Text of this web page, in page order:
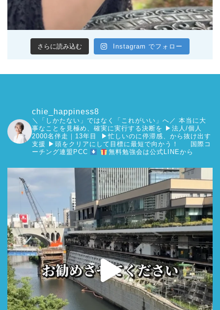
さらに読み込む Instagram でフォロー
chie_happiness8
＼「しかたない」ではなく「これがいい」へ／ 本当に大
事なことを見極め、確実に実行する決断を ▶︎法人/個人
2000名伴走｜13年目 ▶︎忙しいのに停滞感、から抜け出す
支援 ▶︎頭をクリアにして目標に最短で向かう！
国際コ
ーチング連盟PCC
無料勉強会は公式LINEから